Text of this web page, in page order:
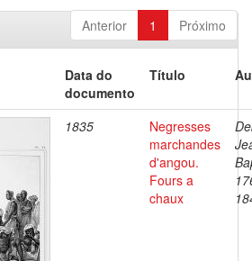
Anterior 1 Próximo
Data do
documento
Título
1835
Negresses
marchandes
d'angou.
Fours a
chaux